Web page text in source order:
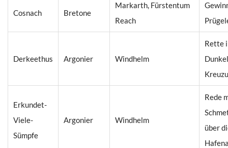
Cosnach Bretone
Markarth, Fürstentum
Reach
Derkeethus Argonier Windhelm
Rette
Erkundet-
Viele-
Sümpfe
Argonier Windhelm
Rede
über